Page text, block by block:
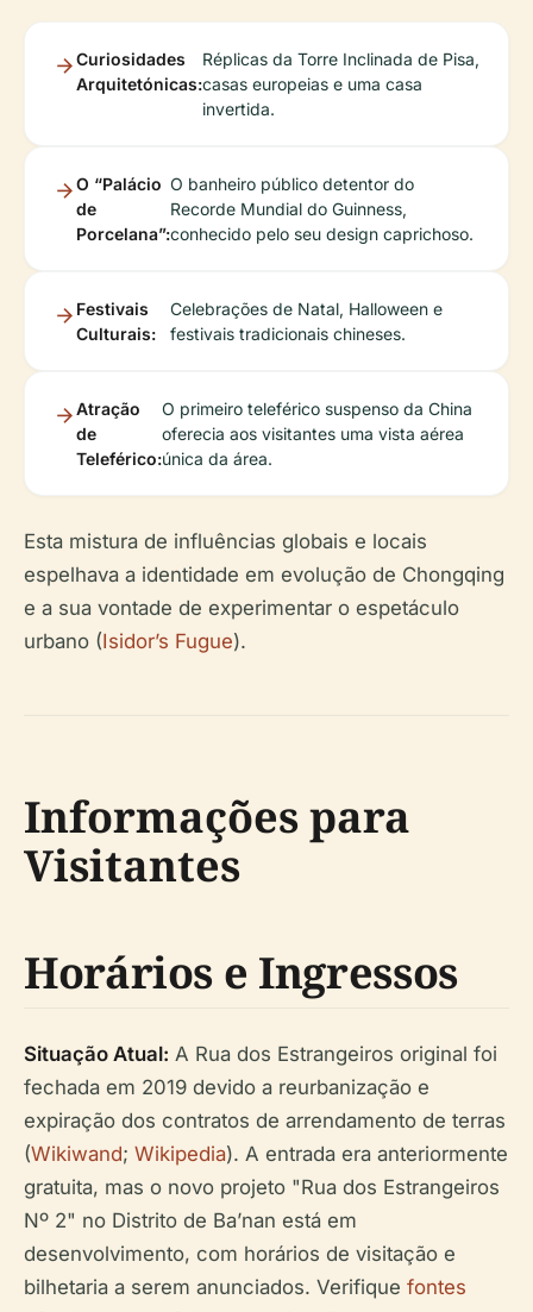
Curiosidades
Arquitetónicas:
Réplicas da Torre Inclinada de Pisa,
casas europeias e uma casa
invertida.
O “Palácio
de
Porcelana”:
O banheiro público detentor do
Recorde Mundial do Guinness,
conhecido pelo seu design caprichoso.
Festivais
Culturais:
Celebrações de Natal, Halloween e
festivais tradicionais chineses.
Atração
de
Teleférico:
O primeiro teleférico suspenso da China
oferecia aos visitantes uma vista aérea
única da área.
Esta mistura de influências globais e locais
espelhava a identidade em evolução de Chongqing
e a sua vontade de experimentar o espetáculo
urbano (Isidor’s Fugue).
Informações para
Visitantes
Horários e Ingressos
Situação Atual: A Rua dos Estrangeiros original foi
fechada em 2019 devido a reurbanização e
expiração dos contratos de arrendamento de terras
(Wikiwand; Wikipedia). A entrada era anteriormente
gratuita, mas o novo projeto "Rua dos Estrangeiros
Nº 2" no Distrito de Ba’nan está em
desenvolvimento, com horários de visitação e
bilhetaria a serem anunciados. Verifique fontes